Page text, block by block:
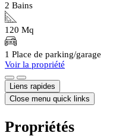
2 Bains
120 Mq
1 Place de parking/garage
Voir la propriété
Liens rapides
Close menu quick links
Propriétés